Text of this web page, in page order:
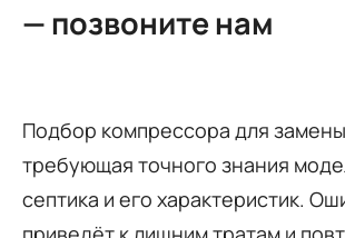
— позвоните нам
Подбор компрессора для
требующая точного знания
септика и его характеристик.